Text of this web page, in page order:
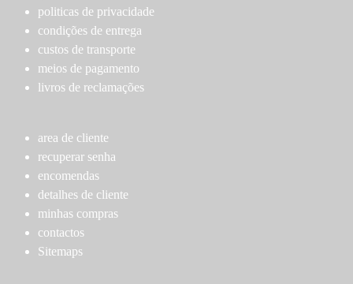
on
the
product
page
politicas de privacidade
condições de entrega
custos de transporte
meios de pagamento
livros de reclamações
area de cliente
recuperar senha
encomendas
detalhes de cliente
minhas compras
contactos
Sitemaps